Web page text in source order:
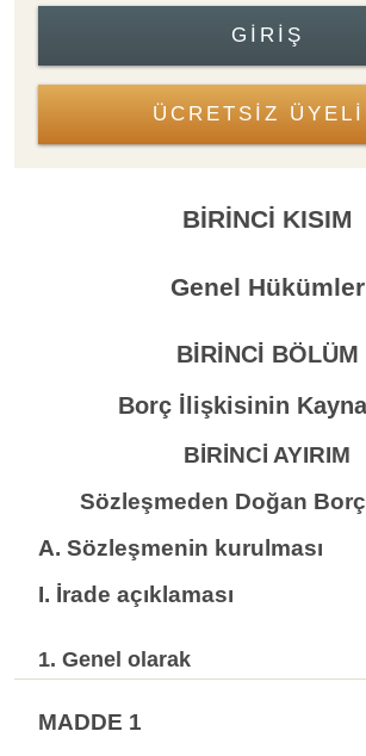
GIRIŞ
ÜCRETSİZ
BİRİNCİ KISIM
Genel Hükümler
BİRİNCİ BÖLÜM
Borç İlişkisinin
BİRİNCİ AYIRIM
Sözleşmeden Doğan
A. Sözleşmenin kurulması
I. İrade açıklaması
1. Genel olarak
MADDE 1